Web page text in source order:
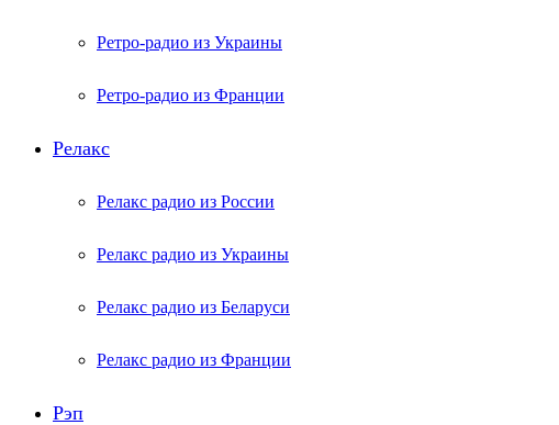
Ретро-радио из Украины
Ретро-радио из Франции
Релакс
Релакс радио из России
Релакс радио из Украины
Релакс радио из Беларуси
Релакс радио из Франции
Рэп